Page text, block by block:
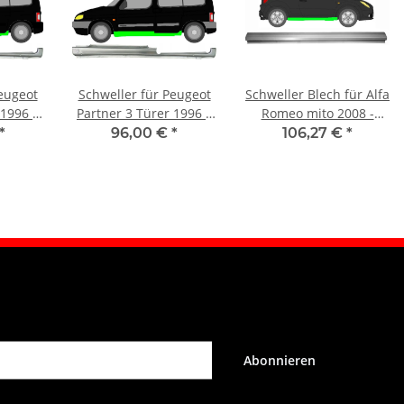
–
*
Schweller für Peugeot
Partner 3 Türer 1996 –
2008 links
96,00 € *
Schweller Blech für Alfa
Romeo mito 2008 -
2018 symmetrisch
106,27 € *
Abonnieren